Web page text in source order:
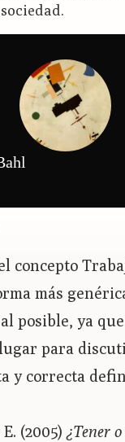
concepto
más
posible, ya
para
y correcta
(2005) ¿Tener o